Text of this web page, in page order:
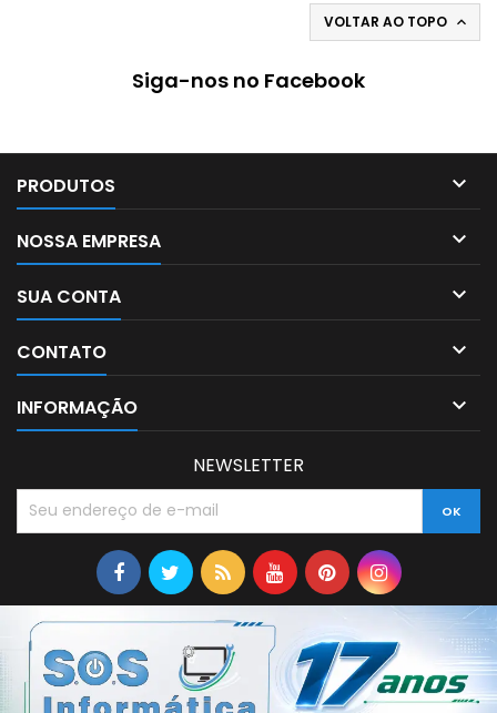
VOLTAR AO TOPO 
Siga-nos no Facebook
PRODUTOS 
NOSSA EMPRESA 
SUA CONTA 
CONTATO 
INFORMAÇÃO 
NEWSLETTER